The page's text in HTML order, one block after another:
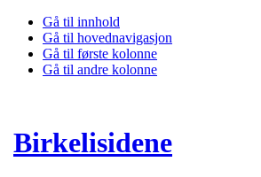
Gå til innhold
Gå til hovednavigasjon
Gå til første kolonne
Gå til andre kolonne
Birkelisidene